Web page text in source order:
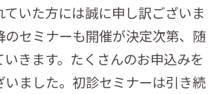
いた方には誠に申し訳ございま
のセミナーも開催が決定次第、随
きます。たくさんのお申込みを
いました。初診セミナーは引き続